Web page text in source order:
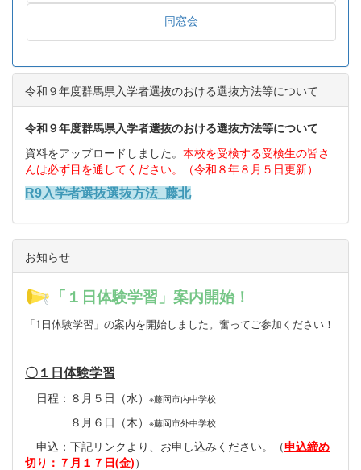
同窓会
令和９年度群馬県入学者選抜のおける選抜方法等について
令和９年度群馬県入学者選抜のおける選抜方法等について
資料をアップロードしました。 本校を受検する受検生の皆さ
んは必ず目を通してください。（令和８年８月５日更新）
R9入学者選抜選抜方法_藤北
お知らせ
「１日体験学習」案内開始！
「1日体験学習」の案内を開始しました。 奮ってご参加ください！
〇１日体験学習
日程：８月５日（水） ※藤岡市内中学校
８月６日（木） ※藤岡市外中学校
申込：下記リンクより、お申し込みください。（申込締め
切り：７月１７日(金)）